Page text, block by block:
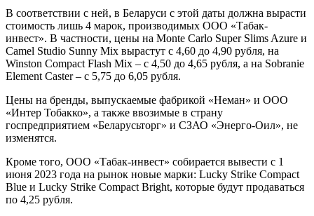
В соответствии с ней, в Беларуси с этой даты должна вырасти
стоимость лишь 4 марок, производимых ООО «Табак-
инвест». В частности, цены на Monte Carlo Super Slims Azure и
Camel Studio Sunny Mix вырастут с 4,60 до 4,90 рубля, на
Winston Compact Flash Mix – с 4,50 до 4,65 рубля, а на Sobranie
Element Caster – с 5,75 до 6,05 рубля.
Цены на бренды, выпускаемые фабрикой «Неман» и ООО
«Интер Тобакко», а также ввозимые в страну
госпредприятием «Беларусьторг» и СЗАО «Энерго-Оил», не
изменятся.
Кроме того, ООО «Табак-инвест» собирается вывести с 1
июня 2023 года на рынок новые марки: Lucky Strike Compact
Blue и Lucky Strike Compact Bright, которые будут продаваться
по 4,25 рубля.